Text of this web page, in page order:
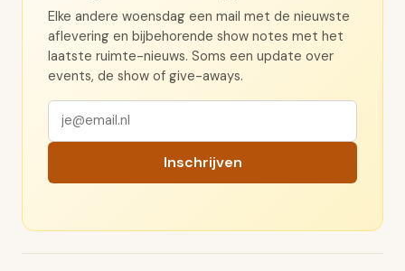
Elke andere woensdag een mail met de nieuwste
aflevering en bijbehorende show notes met het
laatste ruimte-nieuws. Soms een update over
events, de show of give-aways.
Inschrijven